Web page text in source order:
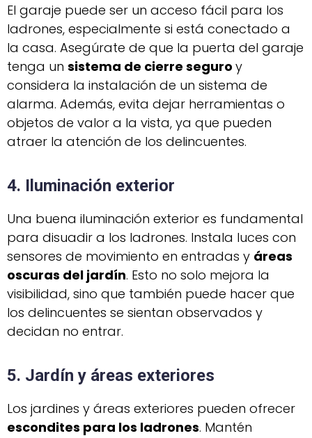
El garaje puede ser un acceso fácil para los
ladrones, especialmente si está conectado a
la casa. Asegúrate de que la puerta del garaje
tenga un sistema de cierre seguro y
considera la instalación de un sistema de
alarma. Además, evita dejar herramientas o
objetos de valor a la vista, ya que pueden
atraer la atención de los delincuentes.
4. Iluminación exterior
Una buena iluminación exterior es fundamental
para disuadir a los ladrones. Instala luces con
sensores de movimiento en entradas y áreas
oscuras del jardín. Esto no solo mejora la
visibilidad, sino que también puede hacer que
los delincuentes se sientan observados y
decidan no entrar.
5. Jardín y áreas exteriores
Los jardines y áreas exteriores pueden ofrecer
escondites para los ladrones. Mantén